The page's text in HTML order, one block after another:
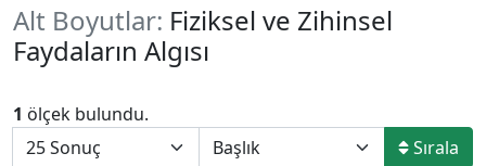
Alt Boyutlar: Fiziksel ve Zihinsel
Faydaların Algısı
1 ölçek bulundu.
Sırala